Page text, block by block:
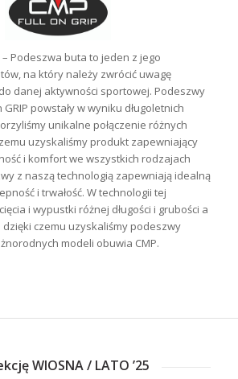
– Podeszwa buta to jeden z jego
na który należy zwrócić uwagę
danej aktywności sportowej. Podeszwy
powstały w wyniku długoletnich
unikalne połączenie różnych
uzyskaliśmy produkt zapewniający
i komfort we wszystkich rodzajach
z naszą technologią zapewniają idealną
i trwałość. W technologii tej
i wypustki różnej długości i grubości a
dzięki czemu uzyskaliśmy podeszwy
modeli obuwia CMP.
WIOSNA / LATO ’25